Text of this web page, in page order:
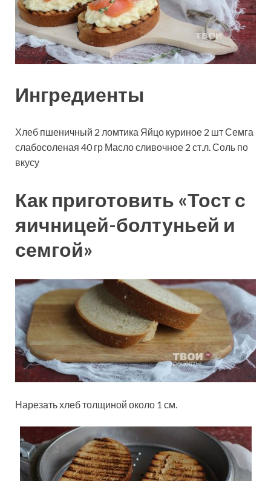
Ингредиенты
Хлеб пшеничный 2 ломтика Яйцо куриное 2 штСемга
слабосоленая 40 гр Масло сливочное 2 ст.л.Соль по
вкусу
Как приготовить «Тост с
яичницей-болтуньей и
семгой»
Нарезать хлеб толщиной около 1 см.